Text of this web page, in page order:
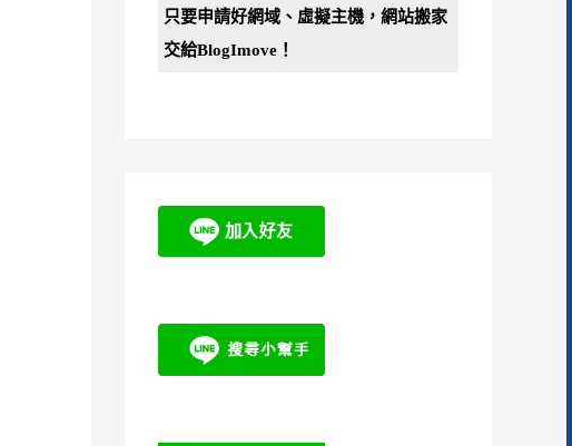
只要申請好網域、虛擬主機，網站搬家
交給BlogImove！